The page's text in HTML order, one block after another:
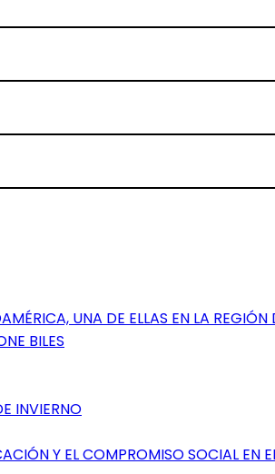
UNA DE ELLAS EN LA REGIÓN
BILES
INVIERNO
Y EL COMPROMISO SOCIAL EN